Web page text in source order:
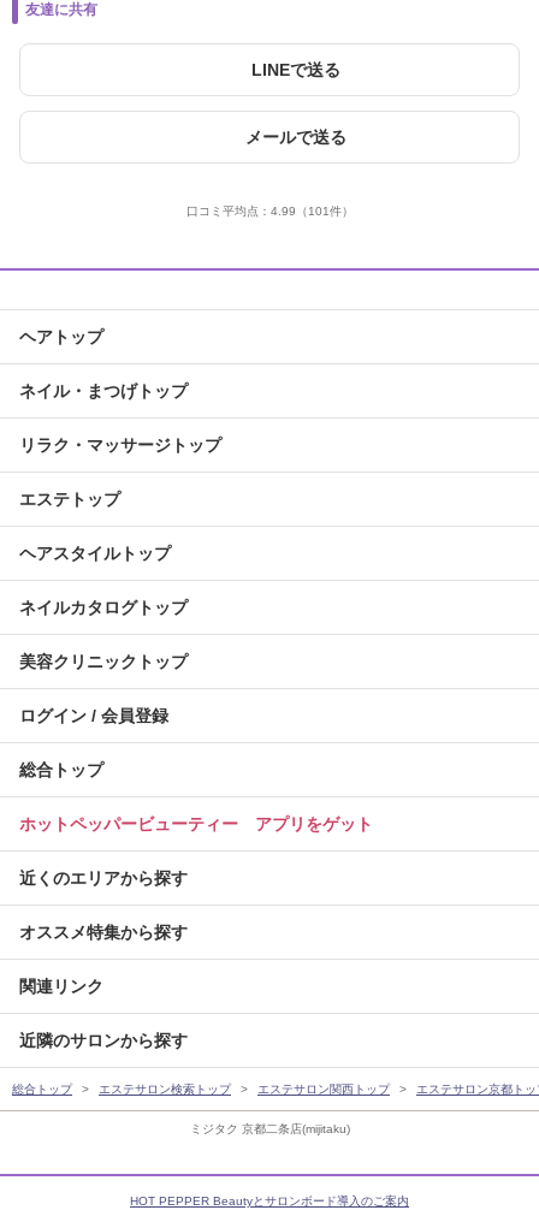
ミジタク 京都二条店(mijitaku)
友達に共有
LINEで送る
メールで送る
口コミ平均点： 4.99 （101件）
ヘアトップ
ネイル・まつげトップ
リラク・マッサージトップ
エステトップ
ヘアスタイルトップ
ネイルカタログトップ
美容クリニックトップ
ログイン / 会員登録
総合トップ
ホットペッパービューティー アプリをゲット
近くのエリアから探す
オススメ特集から探す
関連リンク
近隣のサロンから探す
総合トップ エステサロン検索トップ エステサロン関西トップ エステサロン京都トッ
HOT PEPPER Beautyとサロンボード導入のご案内